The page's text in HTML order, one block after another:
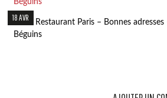
18 AVR
Nous Restaurant Paris – Bonnes
Béguins